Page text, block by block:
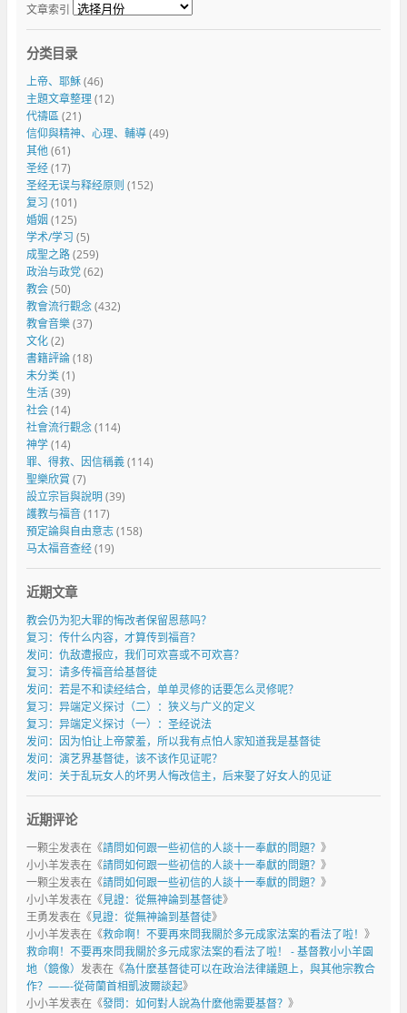
文章索引
分类目录
上帝、耶穌(46)
主題文章整理(12)
代禱區(21)
信仰與精神、心理、輔導(49)
其他(61)
圣经(17)
圣经无误与释经原则 (152)
复习 (101)
婚姻 (125)
学术/学习 (5)
成聖之路(259)
政治与政党(62)
教会(50)
教會流行觀念(432)
教會音樂(37)
文化(2)
書籍評論(18)
未分类(1)
生活(39)
社会(14)
社會流行觀念(114)
神学(14)
罪、得救、因信稱義(114)
聖樂欣賞 (7)
設立宗旨與說明 (39)
護教与福音(117)
預定論與自由意志(158)
马太福音查经(19)
近期文章
教会仍为犯大罪的悔改者保留恩慈吗？
复习：传什么内容，才算传到福音？
发问：仇敌遭报应，我们可欢喜或不可欢喜？
复习：请多传福音给基督徒
发问：若是不和读经结合，单单灵修的话要怎么灵修呢？
复习：异端定义探讨（二）：狭义与广义的定义
复习：异端定义探讨（一）：圣经说法
发问：因为怕让上帝蒙羞，所以我有点怕人家知道我是基督徒
发问：演艺界基督徒，该不该作见证呢？
发问：关于乱玩女人的坏男人悔改信主，后来娶了好女人的见证
近期评论
一颗尘发表在《請問如何跟一些初信的人談十一奉獻的問題？ 》
小小羊发表在《請問如何跟一些初信的人談十一奉獻的問題？ 》
一颗尘发表在《請問如何跟一些初信的人談十一奉獻的問題？ 》
小小羊发表在《見證：從無神論到基督徒》
王勇发表在《見證：從無神論到基督徒》
小小羊发表在《救命啊！不要再來問我關於多元成家法案的看法了啦！ 》
救命啊！不要再來問我關於多元成家法案的看法了啦！ - 基督教小小羊園
地（鏡像） 发表在《為什麼基督徒可以在政治法律議題上，與其他宗教合
作？——-從荷蘭首相凱波爾談起》
小小羊发表在《發問：如何對人說為什麼他需要基督？ 》